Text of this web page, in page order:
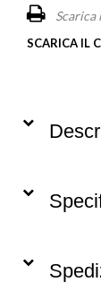
Scarica
SCARICA IL